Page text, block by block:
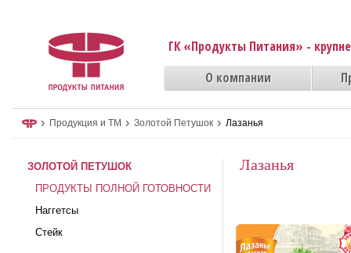
ГК «Продукты Питания» -
О компании
› Продукция и ТМ › Золотой Петушок › Лазанья
ЗОЛОТОЙ ПЕТУШОК
ПРОДУКТЫ ПОЛНОЙ ГОТОВНОСТИ
Наггетсы
Стейк
Лазанья